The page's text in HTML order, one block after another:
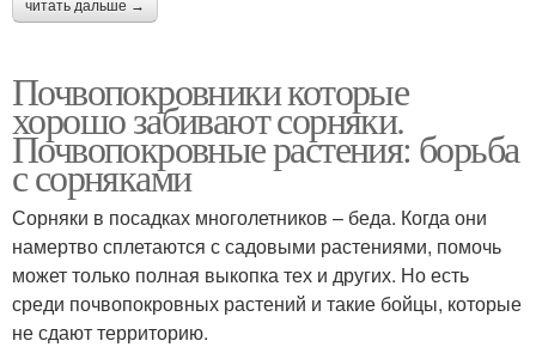
читать дальше →
Почвопокровники которые
хорошо забивают сорняки.
Почвопокровные растения: борьба
с сорняками
Сорняки в посадках многолетников – беда. Когда они
намертво сплетаются с садовыми растениями, помочь
может только полная выкопка тех и других. Но есть
среди почвопокровных растений и такие бойцы, которые
не сдают территорию.